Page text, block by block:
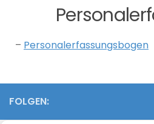
– Personalerfassungsbogen
FOLGEN: